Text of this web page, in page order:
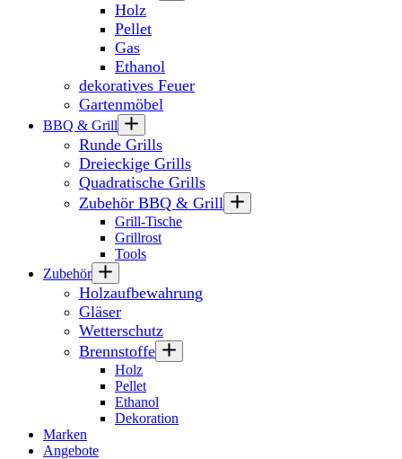
Holz
Pellet
Gas
Ethanol
dekoratives Feuer
Gartenmöbel
BBQ & Grill
Runde Grills
Dreieckige Grills
Quadratische Grills
Zubehör BBQ & Grill
Grill-Tische
Grillrost
Tools
Zubehör
Holzaufbewahrung
Gläser
Wetterschutz
Brennstoffe
Holz
Pellet
Ethanol
Dekoration
Marken
Angebote